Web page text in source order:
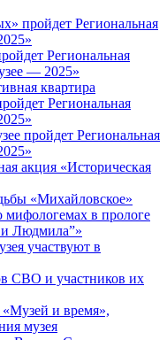
пройдет Региональная
Региональная
— 2025»
квартира
Региональная
пройдет Региональная
акция «Историческая
«Михайловское»
мифологемах в прологе
Людмила”»
участвуют в
СВО и участников их
«Музей и время»,
музея